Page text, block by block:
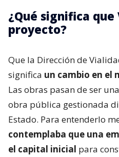
¿Qué significa
proyecto?
Que la Dirección de
significa un cambio en el
Las obras pasan de ser
obra pública gestionada
Estado. Para entenderlo
contemplaba que una
el capital inicial para